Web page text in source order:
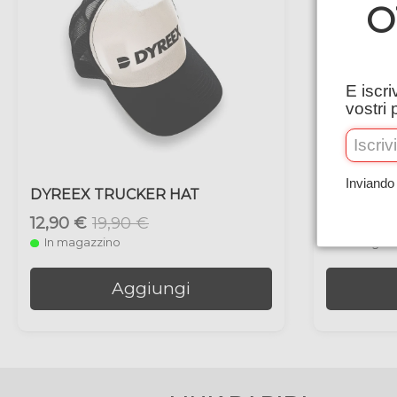
DYREEX TRUCKER HAT
12,90 € 19,90 €
In magazzino
Aggiungi
E
vostri